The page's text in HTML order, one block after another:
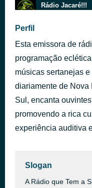
Rádio Jacaré!!!
Chapeludo
Nando Moreno,
Roda de
Os Mateadores
Grileiro de Terra
Delley e Doryval
Perfil
Esta emissora de
programação
músicas sertanejas
diariamente de Nova
Sul, encanta
promovendo a rica
experiência auditiva
Slogan
A Rádio que Tem a